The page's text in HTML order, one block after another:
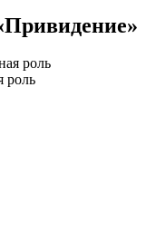
роль
роль